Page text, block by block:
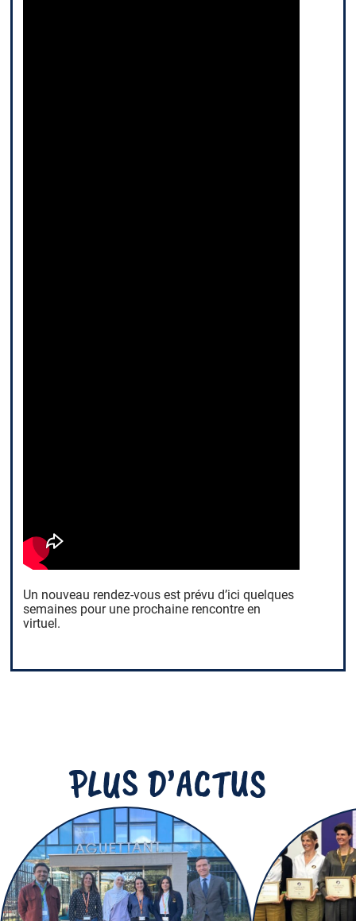
Un nouveau rendez-vous est prévu d’ici quelques
semaines pour une prochaine rencontre en
virtuel.
PLUS D’ACTUS